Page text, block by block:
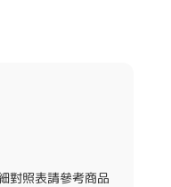
對照表請參考商品